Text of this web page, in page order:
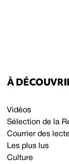
À
Vidéos
Sélection de la
Courrier des
Les plus lus
Culture